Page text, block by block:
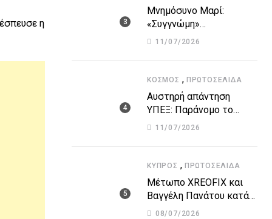
η
Μνημόσυνο Μαρί:
«Συγγνώμη»
Χριστοδουλίδη για τα
τραγωδία
11/07/2026
ΚΌΣΜΟΣ , ΠΡΩΤΟΣΈΛΙΔΑ
Αυστηρή απάντηση
ΥΠΕΞ: Παράνομο το
«μνημόνιο» Τουρκίας-
υποθαλάσσιο αγωγό
11/07/2026
ΚΎΠΡΟΣ , ΠΡΩΤΟΣΈΛΙΔΑ
Μέτωπο XREOFIX και
Βαγγέλη Πανάτου κατά
των εισπρακτικών
08/07/2026